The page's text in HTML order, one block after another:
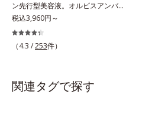
時、なじませた時、後肌、と3段階
に変化するテクスチャーは、肌にす
ばやくなじみ、毎日の美白ケアを楽
しくする使いごこちを叶えました。
ールW*3 これからできるシミのこ
と*4 うるおいによる透明感のある
ン先行型美容液。オルビスアンバー
は、いつも⾃然体で美しくありたい
と願う⼤⼈世代に寄り添うブランド
です。年齢印象研究に基づいた肌サ
手軽なお手入れで賢いケアを。ライ
フスタイルになじむ、若々しい印象
税込3,960円～
（4.3 /253件）
関連タグで探す